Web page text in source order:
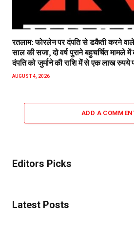
रतलाम: फोरलेन पर दंपति से डकैती करने
साल की सजा, दो वर्ष पुराने बहुचर्चित मामले
दंपति को जुर्माने की राशि में से एक लाख रुपये
AUGUST 4, 2026
ADD A
Editors Picks
Latest Posts